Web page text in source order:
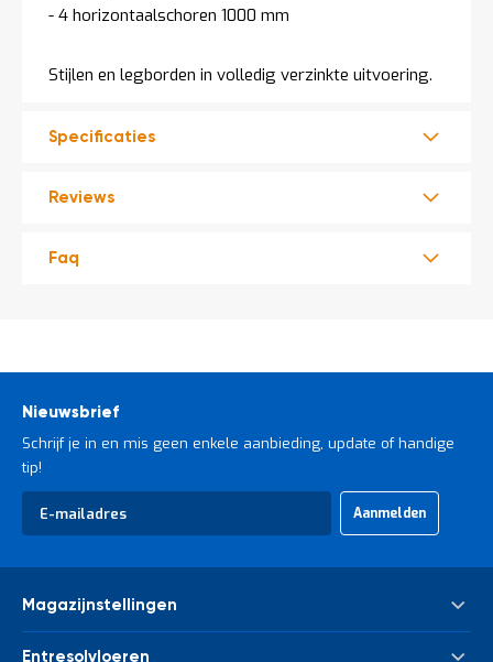
- 4 horizontaalschoren 1000 mm
Stijlen en legborden in volledig verzinkte uitvoering.
Specificaties
Reviews
Faq
Nieuwsbrief
Schrijf je in en mis geen enkele aanbieding, update of handige
tip!
Abonneer
op
Aanmelden
Magazijnstellingen
Entresolvloeren